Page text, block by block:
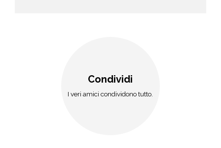
Condividi
I veri amici condividono tutto.